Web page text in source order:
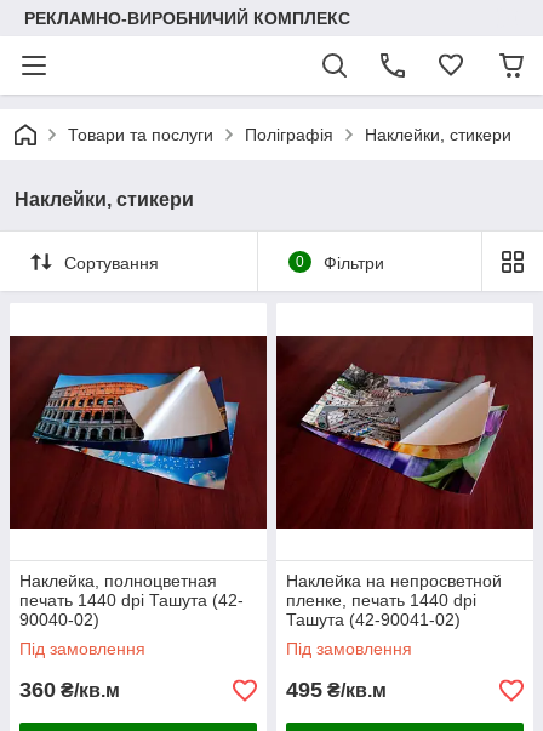
РЕКЛАМНО-ВИРОБНИЧИЙ КОМПЛЕКС
Товари та послуги Поліграфія Наклейки, стикери
Наклейки, стикери
Сортування 0 Фільтри
Наклейка, полноцветная
печать 1440 dpi Ташута (42-
90040-02)
Під замовлення
360 ₴/кв.м
Наклейка на непросветной
пленке, печать 1440 dpi
Ташута (42-90041-02)
Під замовлення
495 ₴/кв.м